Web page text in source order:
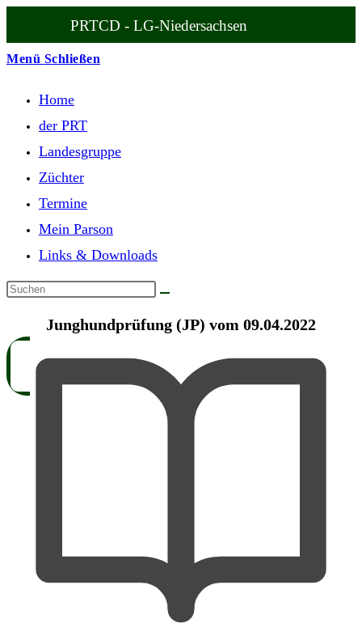
springen
PRTCD - LG-Niedersachsen
Menü Schließen
Home
der PRT
Landesgruppe
Züchter
Termine
Mein Parson
Links & Downloads
Junghundprüfung (JP) vom 09.04.2022